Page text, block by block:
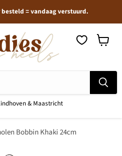
besteld = vandaag verstuurd.
& Maastricht
Bobbin Khaki 24cm